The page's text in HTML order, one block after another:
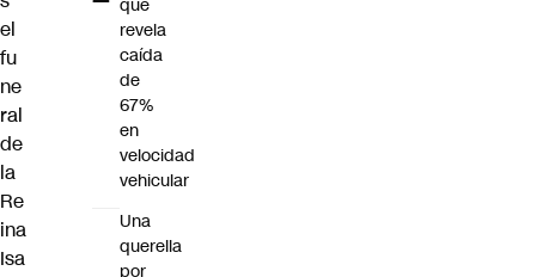
el
fu
ne
ral
de
la
Re
ina
Isa
que
revela
caída
de
67%
en
velocidad
vehicular
Una
querella
por